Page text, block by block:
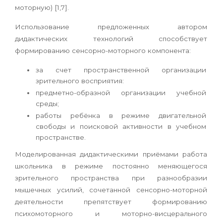
моторную) [1,7].
Использование предложенных автором
дидактических технологий способствует
формированию сенсорно-моторного компонента:
за счет пространственной организации
зрительного восприятия:
предметно-образной организации учебной
среды;
работы ребёнка в режиме двигательной
свободы и поисковой активности в учебном
пространстве.
Моделированная дидактическими приёмами работа
школьника в режиме постоянно меняющегося
зрительного пространства при разнообразии
мышечных усилий, сочетанной сенсорно-моторной
деятельности препятствует формированию
психомоторного и моторно-висцерального